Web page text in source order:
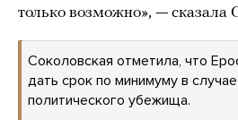
только возможно», — сказала
Соколовская отметила, что
дать срок по минимуму в
политического убежища.